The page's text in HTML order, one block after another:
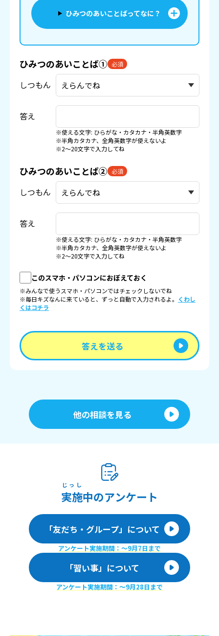
ひみつのあいことばってなに？
ひみつのあいことば① 必須
しつもん
答え
※使える文字: ひらがな・カタカナ・半角英数字
※半角カタカナ、全角英数字が使えないよ
※2〜20文字で入力してね
ひみつのあいことば② 必須
しつもん
答え
※使える文字: ひらがな・カタカナ・半角英数字
※半角カタカナ、全角英数字が使えないよ
※2〜20文字で入力してね
このスマホ・パソコンにおぼえておく
※みんなで使うスマホ・パソコンではチェックしないでね
※毎日キズなんに来ていると、ずっと自動で入力されるよ。 くわし
くはコチラ
答えを送る
他の相談を見る
実施
じっし
中のアンケート
「友だち・グループ」について
アンケート実施期間：〜9月7日まで
「習い事」について
アンケート実施期間：〜9月28日まで